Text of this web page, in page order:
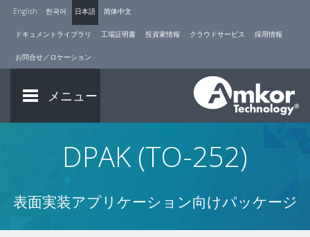
English 한국어 日本語 简体中文
ドキュメントライブラリ 工場証明書 投資家情報 クラウドサービス 採用情報
お問合せ／ロケーション
メニュー
DPAK (TO-252)
表面実装アプリケーション向けパッケージ